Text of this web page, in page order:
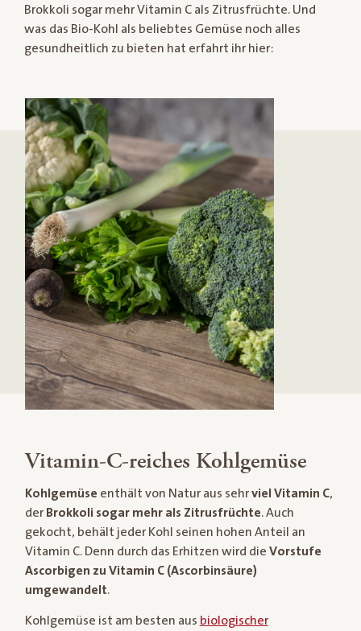
Brokkoli sogar mehr Vitamin C als Zitrusfrüchte. Und
was das Bio-Kohl als beliebtes Gemüse noch alles
gesundheitlich zu bieten hat erfahrt ihr hier:
Vitamin-C-reiches Kohlgemüse
Kohlgemüse enthält von Natur aus sehrviel Vitamin C,
der Brokkoli sogar mehr als Zitrusfrüchte. Auch
gekocht, behält jeder Kohl seinen hohen Anteil an
Vitamin C. Denn durch das Erhitzen wird die Vorstufe
Ascorbigen zu Vitamin C (Ascorbinsäure)
umgewandelt.
Kohlgemüse ist am besten aus biologischer